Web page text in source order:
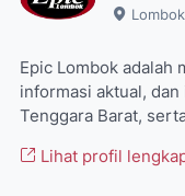
Epic Lombok adalah
informasi aktual,
Tenggara Barat,
Lihat profil